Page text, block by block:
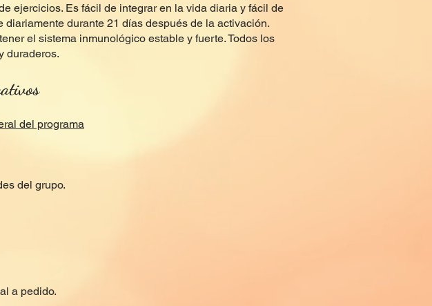
ejercicios. Es fácil de integrar en la vida diaria y fácil de
durante 21 días después de la activación.
el sistema inmunológico estable y fuerte. Todos los
duraderos.
del programa
del grupo.
a pedido.